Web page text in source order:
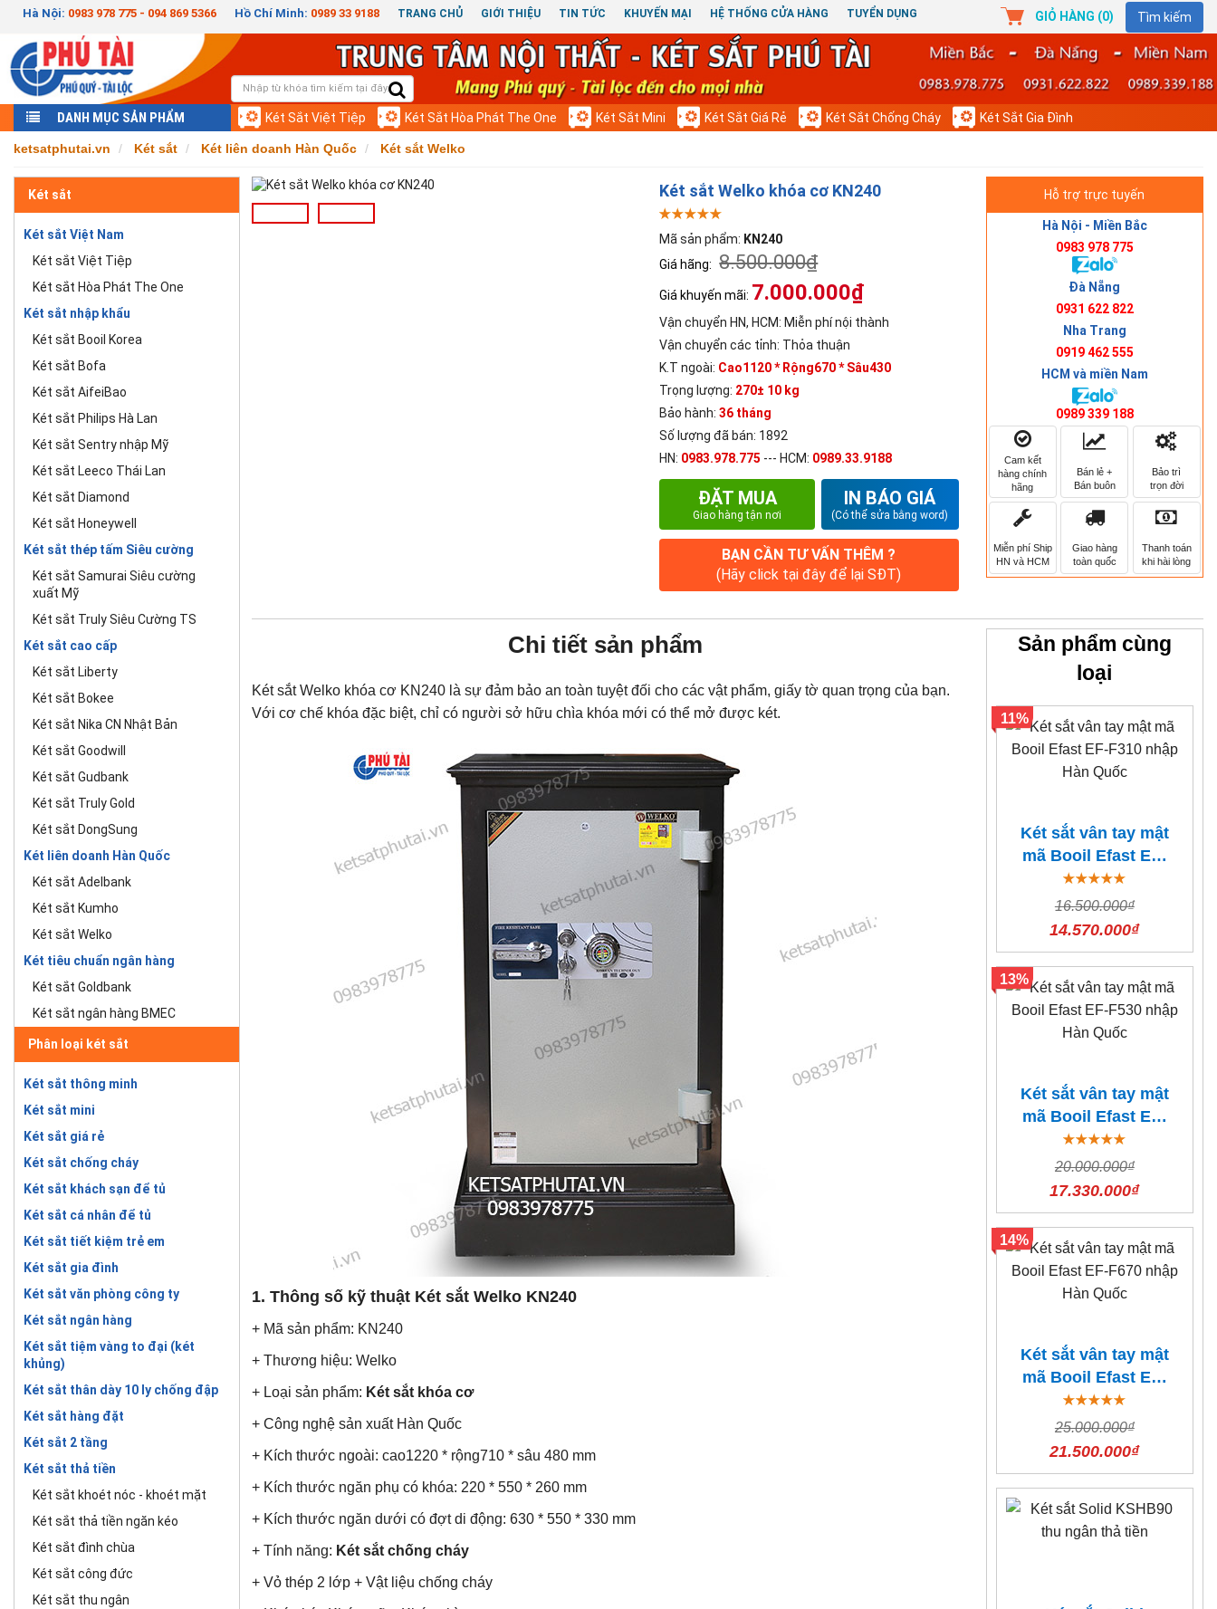
Hà Nội: 0983 978 775 - 094 869 5366 Hồ Chí Minh: 0989 33 9188 TRANG CHỦ GIỚI THIỆU TIN TỨC KHUYẾN MẠI HỆ THỐNG CỬA HÀNG TUYỂN DỤNG GIỎ HÀNG (0) Tìm kiếm
DANH MỤC SẢN PHẨM Két Sắt Việt Tiệp Két Sắt Hòa Phát The One Két Sắt Mini Két Sắt Giá Rẻ Két Sắt Chống Cháy Két Sắt Gia Đình
ketsatphutai.vn Két sắt Két liên doanh Hàn Quốc Két sắt Welko
Két sắt
Két sắt Việt Nam
Két sắt Việt Tiệp
Két sắt Hòa Phát The One
Két sắt nhập khẩu
Két sắt Booil Korea
Két sắt Bofa
Két sắt AifeiBao
Két sắt Philips Hà Lan
Két sắt Sentry nhập Mỹ
Két sắt Leeco Thái Lan
Két sắt Diamond
Két sắt Honeywell
Két sắt thép tấm Siêu cường
Két sắt Samurai Siêu cường
xuất Mỹ
Két sắt Truly Siêu Cường TS
Két sắt cao cấp
Két sắt Liberty
Két sắt Bokee
Két sắt Nika CN Nhật Bản
Két sắt Goodwill
Két sắt Gudbank
Két sắt Truly Gold
Két sắt DongSung
Két liên doanh Hàn Quốc
Két sắt Adelbank
Két sắt Kumho
Két sắt Welko
Két tiêu chuẩn ngân hàng
Két sắt Goldbank
Két sắt ngân hàng BMEC
Phân loại két sắt
Két sắt thông minh
Két sắt mini
Két sắt giá rẻ
Két sắt chống cháy
Két sắt khách sạn để tủ
Két sắt cá nhân để tủ
Két sắt tiết kiệm trẻ em
Két sắt gia đình
Két sắt văn phòng công ty
Két sắt ngân hàng
Két sắt tiệm vàng to đại (két
khủng)
Két sắt thân dày 10 ly chống đập
Két sắt hàng đặt
Két sắt 2 tầng
Két sắt thả tiền
Két sắt khoét nóc - khoét mặt
Két sắt thả tiền ngăn kéo
Két sắt đình chùa
Két sắt công đức
Két sắt thu ngân
Két sắt Welko khóa cơ KN240
Mã sản phẩm: KN240
Giá hãng: 8.500.000₫
Giá khuyến mãi: 7.000.000₫
Vận chuyển HN, HCM: Miễn phí nội thành
Vận chuyển các tỉnh: Thỏa thuận
K.T ngoài: Cao1120 * Rộng670 * Sâu430
Trọng lượng: 270± 10 kg
Bảo hành:36 tháng
Số lượng đã bán: 1892
HN: 0983.978.775 --- HCM: 0989.33.9188
ĐẶT MUA
Giao hàng tận nơi
IN BÁO GIÁ
(Có thể sửa bằng word)
BẠN CẦN TƯ VẤN THÊM ?
(Hãy click tại đây để lại SĐT)
Hỗ trợ trực tuyến
Hà Nội - Miền Bắc
0983 978 775
Đà Nẵng
0931 622 822
Nha Trang
0919 462 555
HCM và miền Nam
0989 339 188
Cam kết
hàng chính
hãng
Bán lẻ +
Bán buôn
Bảo trì
trọn đời
Miễn phí Ship
HN và HCM
Giao hàng
toàn quốc
Thanh toán
khi hài lòng
Chi tiết sản phẩm
Két sắt Welko khóa cơ KN240 là sự đảm bảo an toàn tuyệt đối cho các vật phẩm, giấy tờ quan trọng của bạn.
Với cơ chế khóa đặc biệt, chỉ có người sở hữu chìa khóa mới có thể mở được két.
1. Thông số kỹ thuật Két sắtWelko KN240
+ Mã sản phẩm: KN240
+ Thương hiệu: Welko
+ Loại sản phẩm: Két sắt khóa cơ
+ Công nghệ sản xuất Hàn Quốc
+ Kích thước ngoài: cao1220 * rộng710 * sâu 480 mm
+ Kích thước ngăn phụ có khóa: 220 * 550 * 260 mm
+ Kích thước ngăn dưới có đợt di động: 630 * 550 * 330 mm
+ Tính năng: Két sắt chống cháy
+ Vỏ thép 2 lớp + Vật liệu chống cháy
Sản phẩm cùng
loại
Két sắt vân tay mật
mã Booil Efast EF-
F310 nhập Hàn
Quốc
16.500.000₫
14.570.000₫
11%
Két sắt vân tay mật
mã Booil Efast EF-
F530 nhập Hàn
Quốc
20.000.000₫
17.330.000₫
13%
Két sắt vân tay mật
mã Booil Efast EF-
F670 nhập Hàn
Quốc
25.000.000₫
21.500.000₫
14%